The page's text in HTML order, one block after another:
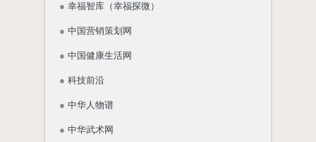
● 幸福智库（幸福探微）
● 中国营销策划网
● 中国健康生活网
● 科技前沿
● 中华人物谱
● 中华武术网